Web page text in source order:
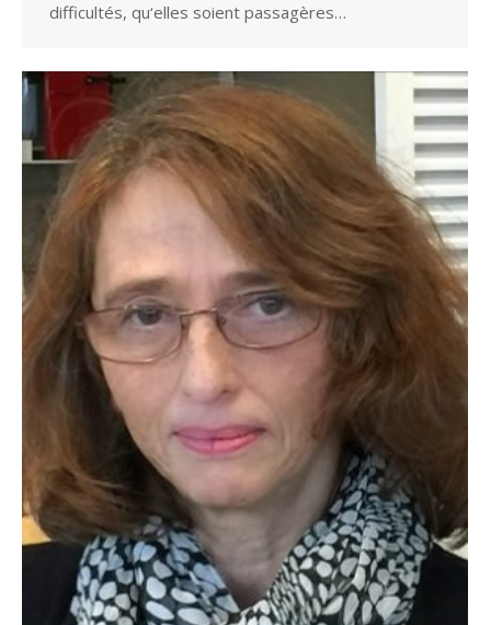
difficultés, qu‘elles soient passagères…